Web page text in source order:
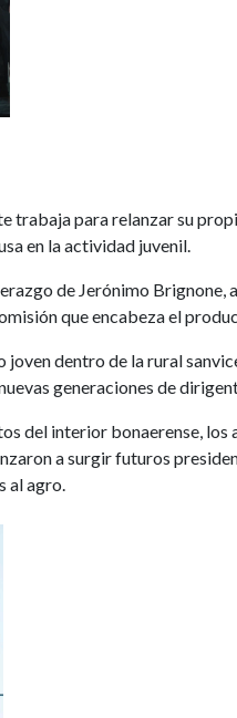
trabaja para relanzar su
en la actividad juvenil.
de Jerónimo Brignone,
que encabeza el
joven dentro de la rural
generaciones de
del interior bonaerense,
a surgir futuros
al agro.